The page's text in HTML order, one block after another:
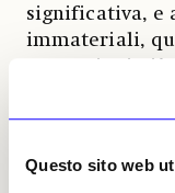
Questo sito web
significativa, e
immateriali,
tradizioni
percorso
comprensivo